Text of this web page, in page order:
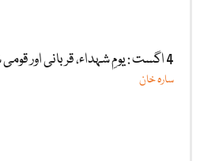
4 اگست : یومِ شہداء، قربانی اور قومی شعور کا دن
سارہ خان